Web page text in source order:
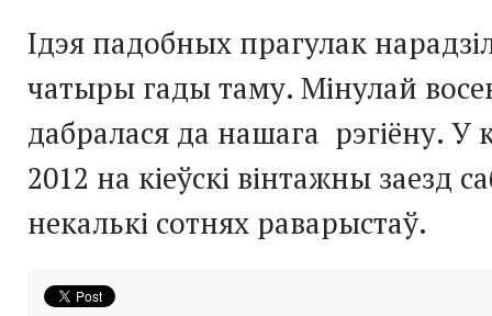
Ідэя падобных прагулак
чатыры гады таму. Мінулай
дабралася да нашага рэгіёну. У
2012 на кіеўскі вінтажны заезд
некалькі сотнях раварыстаў.